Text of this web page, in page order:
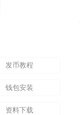
发币教程
钱包安装
资料下载